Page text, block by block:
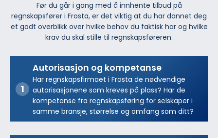
Før du går i gang med å innhente tilbud på
regnskapsfører i Frosta, er det viktig at du har dannet deg
et godt overblikk over hvilke behov du faktisk har og hvilke
krav du skal stille til regnskapsføreren.
Autorisasjon og kompetanse
Har regnskapsfirmaet i Frosta de nødvendige
autorisasjonene som kreves på plass? Har de
kompetanse fra regnskapsføring for selskaper i
samme bransje, størrelse og omfang som ditt?